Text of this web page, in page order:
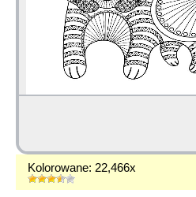
Kolorowane: 22,466x